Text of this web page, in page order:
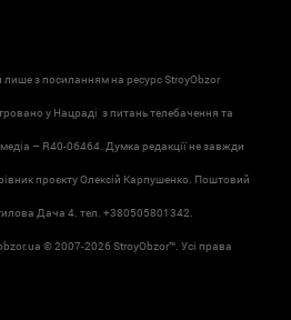
з посиланням на ресурс StroyObzor
у Нацраді з питань телебачення та
– R40-06464. Думка редакції не завжди
проєкту Олексій Карпушенко. Поштовий
Дача 4. тел. +380505801342.
© 2007-2026 StroyObzor™. Усі права